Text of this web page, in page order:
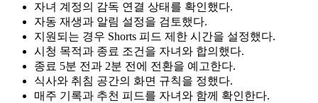
자녀 계정의 감독 연결 상태를 확인했다.
자동 재생과 알림 설정을 검토했다.
지원되는 경우 Shorts 피드 제한 시간을 설정했다.
시청 목적과 종료 조건을 자녀와 합의했다.
종료 5분 전과 2분 전에 전환을 예고한다.
식사와 취침 공간의 화면 규칙을 정했다.
매주 기록과 추천 피드를 자녀와 함께 확인한다.